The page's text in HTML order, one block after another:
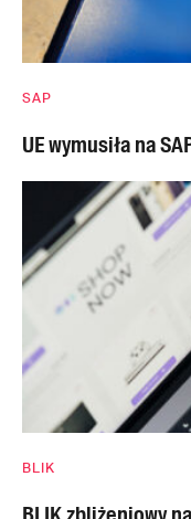
SAP
UE wymusiła na
BLIK